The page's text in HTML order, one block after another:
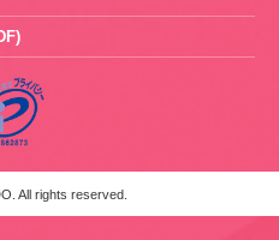
All rights reserved.